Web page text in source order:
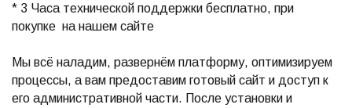
* 3 Часа технической поддержки бесплатно, при
покупке на нашем сайте
Мы всё наладим, развернём платформу, оптимизируем
процессы, а вам предоставим готовый сайт и доступ к
его административной части. После установки и